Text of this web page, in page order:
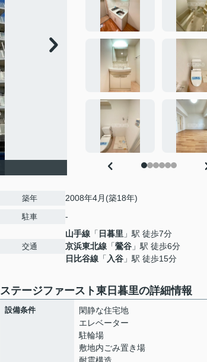
築年 2008年4月(築18年)
駐車 -
交通
山手線 「 日暮里 」駅 徒歩7分
京浜東北線 「鶯谷 」駅 徒歩6分
日比谷線 「 入谷 」駅 徒歩15分
ステージファースト東日暮里の詳細情報
設備条件
閑静な住宅地
エレベーター
駐輪場
敷地内ごみ置き場